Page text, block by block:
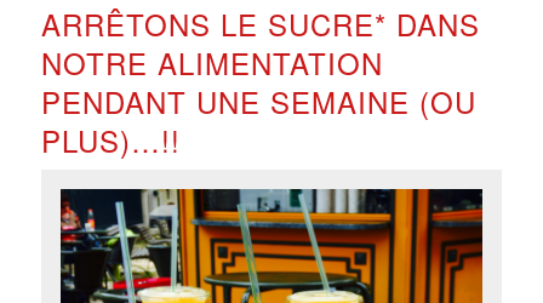
ARRÊTONS LE SUCRE* DANS
NOTRE ALIMENTATION
PENDANT UNE SEMAINE (OU
PLUS)…!!